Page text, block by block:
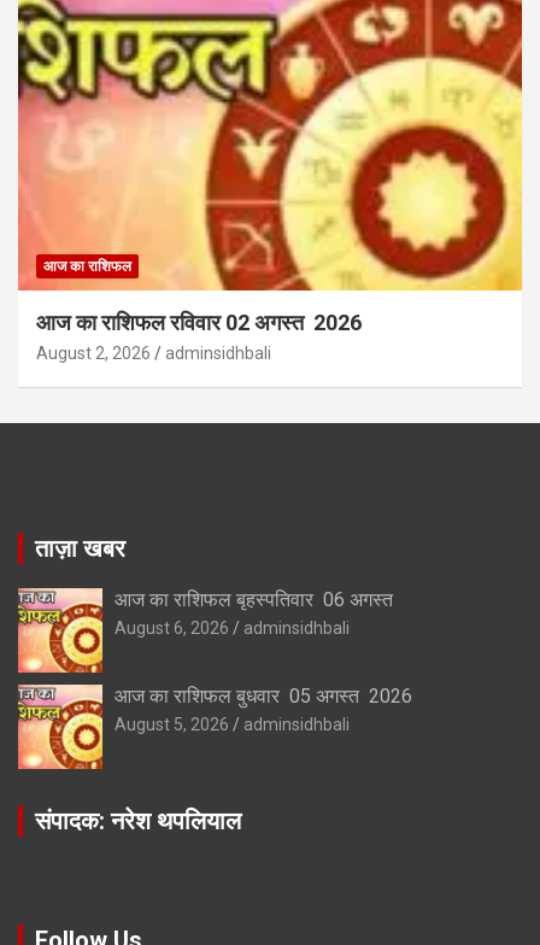
आज का राशिफल
आज का राशिफल रविवार 02 अगस्त 2026
August 2, 2026 adminsidhbali
ताज़ा खबर
आज का राशिफल बृहस्पतिवार 06 अगस्त
August 6, 2026 adminsidhbali
आज का राशिफल बुधवार 05 अगस्त 2026
August 5, 2026 adminsidhbali
संपादक: नरेश थपलियाल